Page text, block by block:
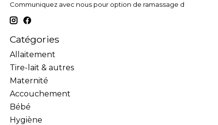
Communiquez avec nous pour option de ramassage d
Catégories
Allaitement
Tire-lait & autres
Maternité
Accouchement
Bébé
Hygiène